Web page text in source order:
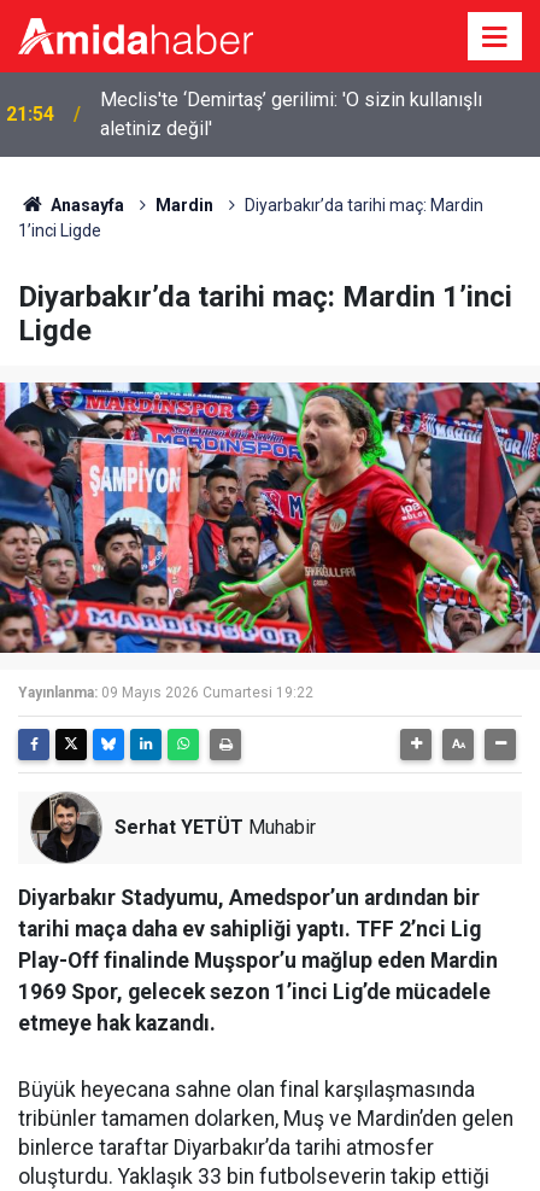
21:18
Elazığ’da 14 bin 894 afet konutu ve iş yeri inşa
edildi
Anasayfa Mardin
Diyarbakır’da tarihi maç: Mardin
1’inci Ligde
Diyarbakır’da tarihi maç: Mardin 1’inci
Ligde
Yayınlanma: 09 Mayıs 2026 Cumartesi 19:22
Serhat YETÜT Muhabir
Diyarbakır Stadyumu, Amedspor’un ardından bir
tarihi maça daha ev sahipliği yaptı. TFF 2’nci Lig
Play-Off finalinde Muşspor’u mağlup eden Mardin
1969 Spor, gelecek sezon 1’inci Lig’de mücadele
etmeye hak kazandı.
Büyük heyecana sahne olan final karşılaşmasında
tribünler tamamen dolarken, Muş ve Mardin’den gelen
binlerce taraftar Diyarbakır’da tarihi atmosfer
oluşturdu. Yaklaşık 33 bin futbolseverin takip ettiği